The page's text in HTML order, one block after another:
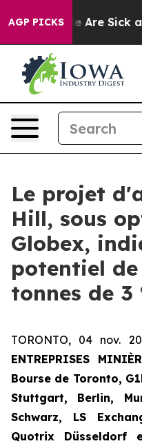
AGP PICKS
“People Are Sick
Le projet
Hill, sous
Globex,
potentiel
tonnes de 3
TORONTO, 04 nov.
ENTREPRISES
Bourse de Toronto,
Stuttgart, Berlin,
Schwarz, LS
Quotrix Düsseldorf